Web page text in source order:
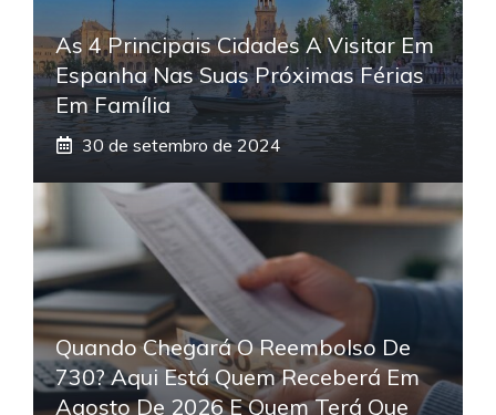
As 4 Principais Cidades A Visitar Em
Espanha Nas Suas Próximas Férias
Em Família
30 de setembro de 2024
Quando Chegará O Reembolso De
730? Aqui Está Quem Receberá Em
Agosto De 2026 E Quem Terá Que